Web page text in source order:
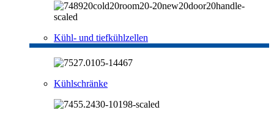
Kühl- und tiefkühlzellen
Kühlschränke